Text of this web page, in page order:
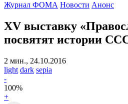
Журнал ФОМА Новости Анонс
XV выставку
посвятят истории
2 мин., 24.10.2016
light dark sepia
-
100%
+